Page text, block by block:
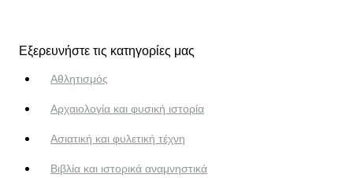
Εξερευνήστε τις κατηγορίες μας
Αθλητισμός
Αρχαιολογία και φυσική ιστορία
Ασιατική και φυλετική τέχνη
Βιβλία και ιστορικά αναμνηστικά